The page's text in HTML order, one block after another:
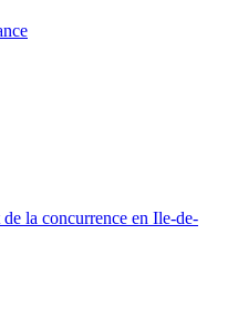
la concurrence en Ile-de-